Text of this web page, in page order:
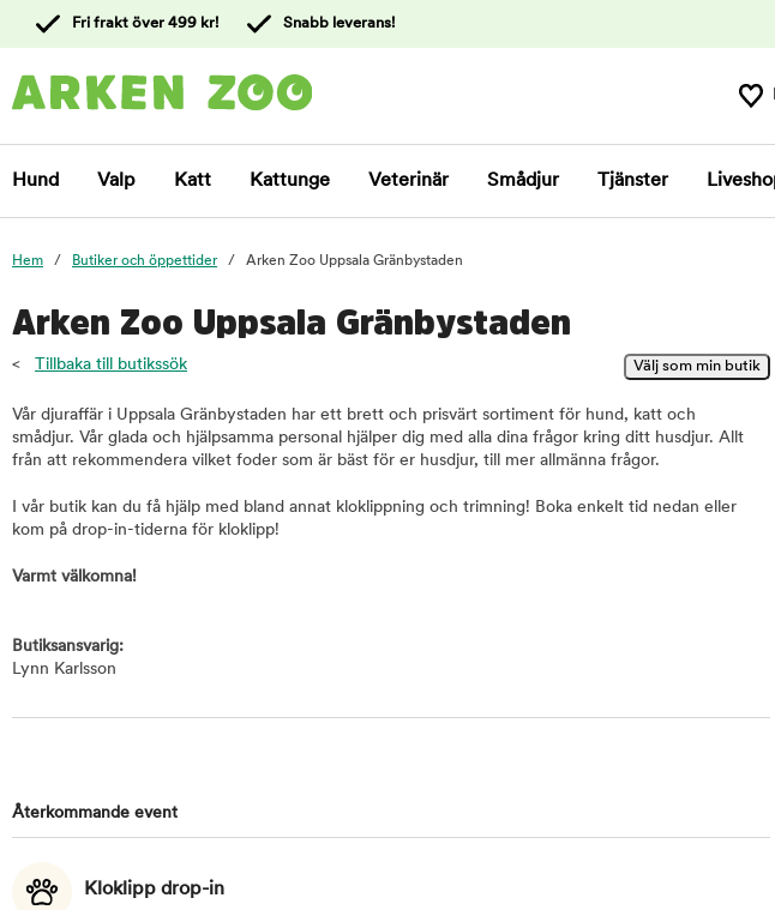
kundtjänst
Fri frakt över 499 kr! Snabb leverans!
Hund Valp Katt Kattunge Veterinär Smådjur Tjänster
Hem Butiker och öppettider Arken Zoo Uppsala Gränbystaden
Arken Zoo Uppsala Gränbystaden
< Tillbaka till butikssök
Vår djuraffär i Uppsala Gränbystaden har ett brett och prisvärt sortiment för hund, katt och
smådjur. Vår glada och hjälpsamma personal hjälper dig med alla dina frågor kring ditt husdjur. Allt
från att rekommendera vilket foder som är bäst för er husdjur, till mer allmänna frågor.
I vår butik kan du få hjälp med bland annat kloklippning och trimning! Boka enkelt tid nedan eller
kom på drop-in-tiderna för kloklipp!
Varmt välkomna!
Butiksansvarig:
Lynn Karlsson
Återkommande event
Kloklipp drop-in